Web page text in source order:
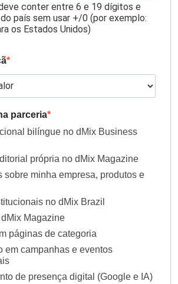
conter entre 6 e 19 dígitos e
país sem usar +/0 (por exemplo:
os Estados Unidos)
parceria
bilíngue no dMix Business
própria no dMix Magazine
sobre minha empresa, produtos e
no dMix Brazil
Magazine
páginas de categoria
em campanhas e eventos
de presença digital (Google e IA)